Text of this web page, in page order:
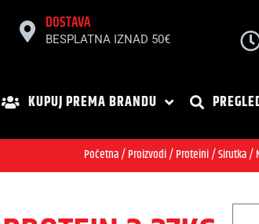
DOSTAVA
BESPLATNA IZNAD 50€
KUPUJ PREMA BRANDU
Početna/Proizvodi/Proteini/Sirutka/